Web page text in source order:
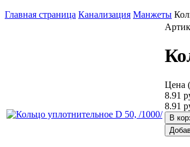
Главная страница Канализация Манжеты
Цена
8.91
8.91
В